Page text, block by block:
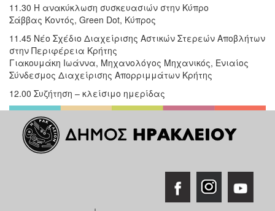
11.30 Η ανακύκλωση συσκευασιών στην Κύπρο
Σάββας Κοντός, Green Dot, Κύπρος
11.45 Νέο Σχέδιο Διαχείρισης Αστικών Στερεών Αποβλήτων
στην Περιφέρεια Κρήτης
Γιακουμάκη Ιωάννα, Μηχανολόγος Μηχανικός, Ενιαίος
Σύνδεσμος Διαχείρισης Απορριμμάτων Κρήτης
12.00 Συζήτηση – κλείσιμο ημερίδας